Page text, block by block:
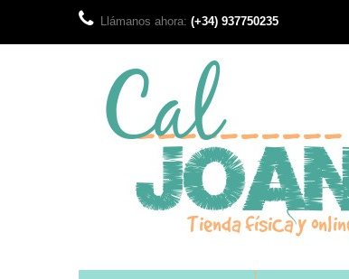
Llámanos ahora: (+34) 937750235